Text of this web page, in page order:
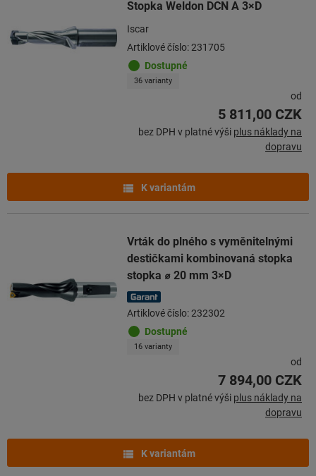
Stopka Weldon DCN A 3×D
Iscar
Artiklové číslo: 231705
Dostupné
36 varianty
od
5 811,00 CZK
bez DPH v platné výši plus náklady na
dopravu
K variantám
Vrták do plného s vyměnitelnými
destičkami kombinovaná stopka
stopka ⌀ 20 mm 3×D
Artiklové číslo: 232302
Dostupné
16 varianty
od
7 894,00 CZK
bez DPH v platné výši plus náklady na
dopravu
K variantám